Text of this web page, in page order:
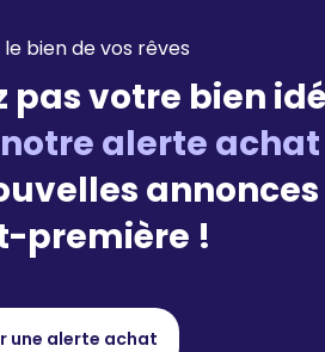
bien de vos rêves
pas votre bien
alerte achat
annonces
première !
une alerte achat